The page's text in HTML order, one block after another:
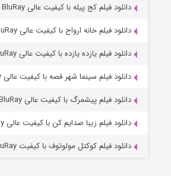
دانلود فیلم کج‌ پیله با کیفیت عالی BluRay
دانلود فیلم خانه ارواح با کیفیت عالی BluRay
دانلود فیلم یازده یازده با کیفیت عالی BluRay
دانلود فیلم سینما شهر قصه با کیفیت عالی BluRay
دانلود فیلم پیشمرگ با کیفیت عالی BluRay
دانلود فیلم زیبا صدایم کن با کیفیت عالی BluRay
دانلود فیلم کوکتل مولوتوف با کیفیت BluRay